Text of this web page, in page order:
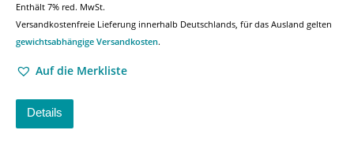
Enthält 7% red. MwSt.
Versandkostenfreie Lieferung innerhalb Deutschlands, für das Ausland gelten
gewichtsabhängige Versandkosten.
Auf die Merkliste
Details